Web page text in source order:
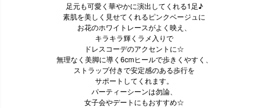
足元も可愛く華やかに演出してくれる1足♪
素肌を美しく見せてくれるピンクベージュに
お花のホワイトレースがよく映え、
キラキラ輝くラメ入りで
ドレスコーデのアクセントに☆
無理なく美脚に導く6cmヒールで歩きくやすく、
ストラップ付きで安定感のある歩行を
サポートしてくれます。
パーティーシーンは勿論、
女子会やデートにもおすすめ☆